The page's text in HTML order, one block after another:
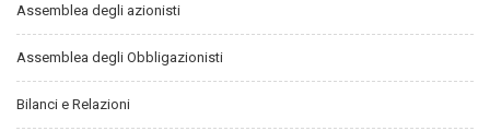
Assemblea degli azionisti
Assemblea degli Obbligazionisti
Bilanci e Relazioni